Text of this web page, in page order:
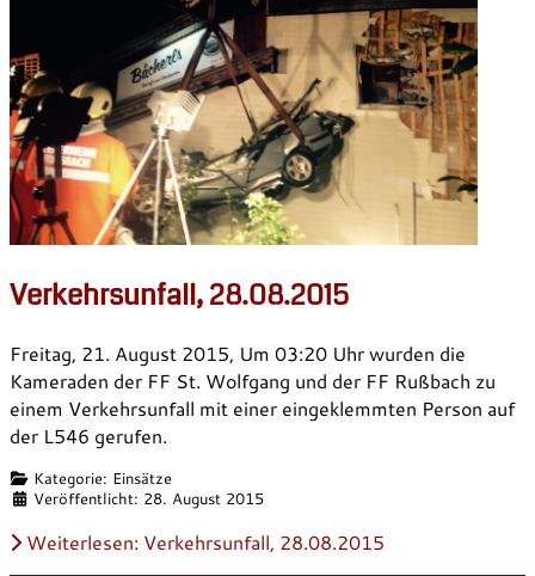
Verkehrsunfall, 28.08.2015
Freitag, 21. August 2015, Um 03:20 Uhr wurden die
Kameraden der FF St. Wolfgang und der FF Rußbach zu
einem Verkehrsunfall mit einer eingeklemmten Person auf
der L546 gerufen.
DetailsKategorie: Einsätze
Veröffentlicht: 28. August 2015
Weiterlesen: Verkehrsunfall, 28.08.2015